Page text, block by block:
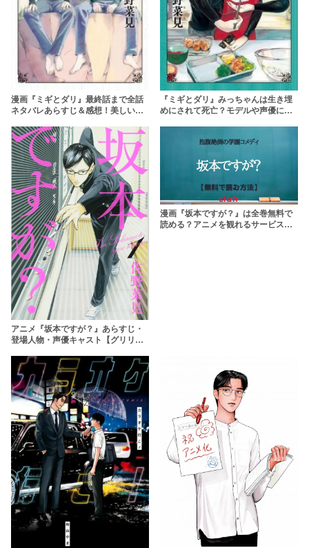
漫画『ミギとダリ』最終話まで全話
ネタバレあらすじ＆感想！美しい双
『ミギとダリ』みっちゃんは生き埋
めにされて死亡？モデルや声優につ
アニメ『坂本ですが？』あらすじ・
登場人物・声優キャスト【グリリバ
漫画『坂本ですが？』は全巻無料で
読める？アニメを観れるサービスも